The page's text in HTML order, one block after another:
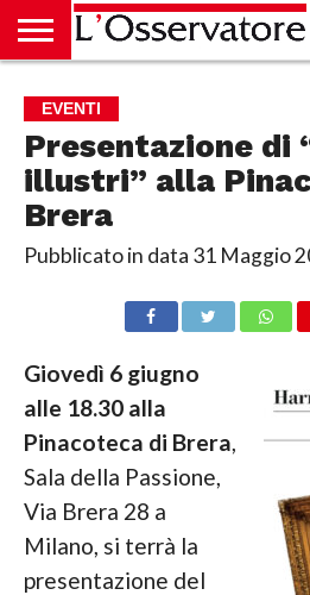
CULTURA
ECONOMIA
RUBRICHE
ARCHIVIO
PODCAST
ABBONAMENTO
CHI
SIAMO
ACCEDI
EVENTI
Presentazione di
illustri” alla
Brera
Pubblicato in data 31 Maggio
Giovedì 6 giugno
alle 18.30 alla
Pinacoteca di Brera,
Sala della Passione,
Via Brera 28 a
Milano, si terrà la
presentazione del